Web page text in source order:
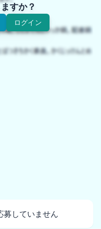
すか？
ログイン
募していません